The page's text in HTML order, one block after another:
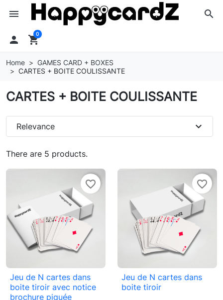
search
menu
 shopping_cart
0
Home
GAMES CARD + BOXES
CARTES + BOITE COULISSANTE
CARTES + BOITE COULISSANTE
There are 5 products.
Relevance expand_more
favorite_border
Jeu de N cartes dans
boite tiroir avec notice
brochure piquée
favorite_border
Jeu de N cartes dans
boite tiroir